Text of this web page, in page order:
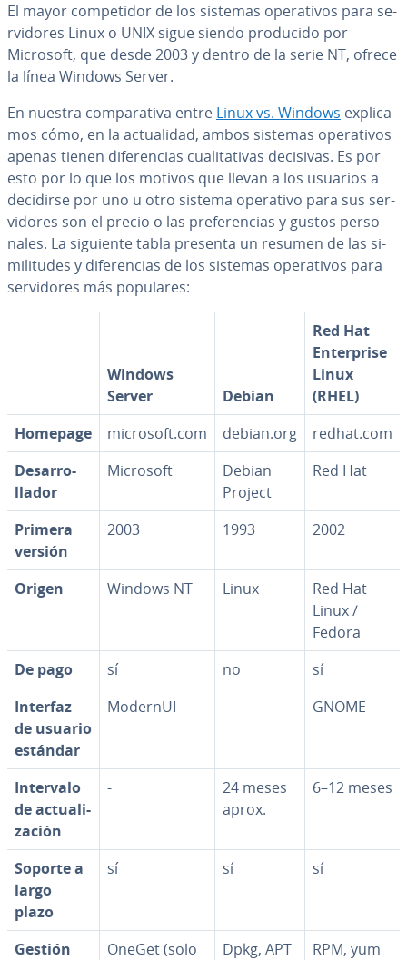
El mayor co­m­pe­ti­dor de los sistemas ope­ra­ti­vos para se­
r­vi­do­res Linux o UNIX sigue siendo producido por
Microsoft, que desde 2003 y dentro de la serie NT, ofrece
la línea Windows Server.
En nuestra co­m­pa­ra­ti­va entre Linux vs. Windows ex­pli­ca­
mos cómo, en la ac­tua­li­dad, ambos sistemas ope­ra­ti­vos
apenas tienen di­fe­re­n­cias cua­li­ta­ti­vas decisivas. Es por
esto por lo que los motivos que llevan a los usuarios a
decidirse por uno u otro sistema operativo para sus se­r­
vi­do­res son el precio o las pre­fe­re­n­cias y gustos pe­r­so­
na­les. La siguiente tabla presenta un resumen de las si­
mi­li­tu­des y di­fe­re­n­cias de los sistemas ope­ra­ti­vos para
se­r­vi­do­res más populares:
Windows
Server
Debian
Red Hat
En­te­r­pri­se
Linux
(RHEL)
Homepage
microsoft.com debian.org
redhat.com
De­sa­rro­
lla­dor
Microsoft
Debian
Project
Red Hat
Primera
versión
2003 1993 2002
Origen Windows NT Linux
Red Hat
Linux /
Fedora
De pago
sí no
sí
Interfaz
de usuario
estándar
ModernUI - GNOME
Intervalo
de ac­tua­li­
za­ción
-
24 meses
aprox.
6–12 meses
Soporte a
largo
plazo
sí sí sí
Gestión
OneGet (solo
Dpkg, APT RPM, yum